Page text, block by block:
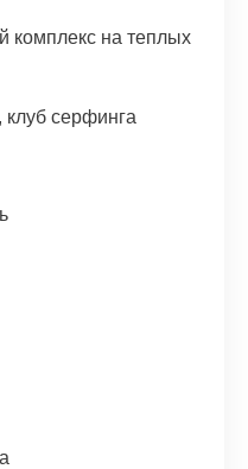
комплекс на теплых
клуб серфинга